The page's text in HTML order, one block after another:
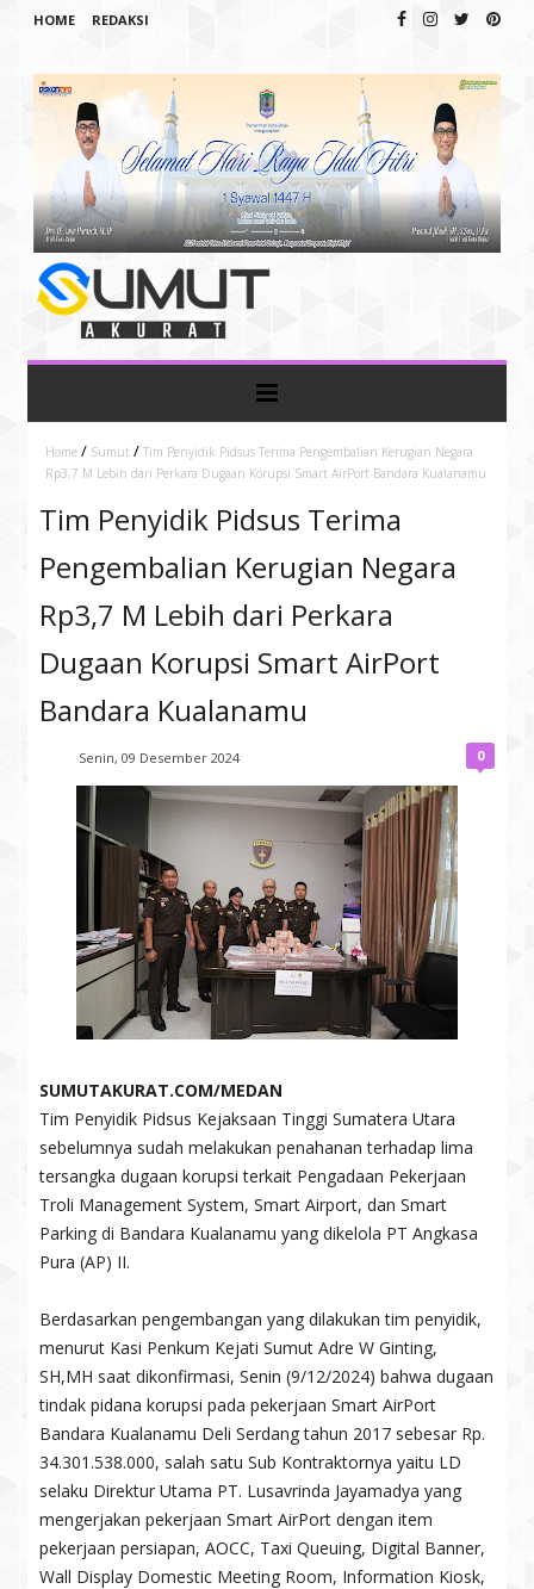
HOME REDAKSI
Home / Sumut / Tim Penyidik Pidsus Terima Pengembalian Kerugian Negara
Rp3,7 M Lebih dari Perkara Dugaan Korupsi Smart AirPort Bandara Kualanamu
Tim Penyidik Pidsus Terima
Pengembalian Kerugian Negara
Rp3,7 M Lebih dari Perkara
Dugaan Korupsi Smart AirPort
Bandara Kualanamu
Senin, 09 Desember 2024 0
SUMUTAKURAT.COM/MEDAN
Tim Penyidik Pidsus Kejaksaan Tinggi Sumatera Utara
sebelumnya sudah melakukan penahanan terhadap lima
tersangka dugaan korupsi terkait Pengadaan Pekerjaan
Troli Management System, Smart Airport, dan Smart
Parking di Bandara Kualanamu yang dikelola PT Angkasa
Pura (AP) II.
Berdasarkan pengembangan yang dilakukan tim penyidik,
menurut Kasi Penkum Kejati Sumut Adre W Ginting,
SH,MH saat dikonfirmasi, Senin (9/12/2024) bahwa dugaan
tindak pidana korupsi pada pekerjaan Smart AirPort
Bandara Kualanamu Deli Serdang tahun 2017 sebesar Rp.
34.301.538.000, salah satu Sub Kontraktornya yaitu LD
selaku Direktur Utama PT. Lusavrinda Jayamadya yang
mengerjakan pekerjaan Smart AirPort dengan item
pekerjaan persiapan, AOCC, Taxi Queuing, Digital Banner,
Wall Display Domestic Meeting Room, Information Kiosk,